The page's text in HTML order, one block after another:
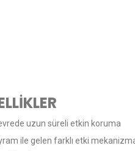
uzun süreli etkin koruma
ile gelen farklı etki